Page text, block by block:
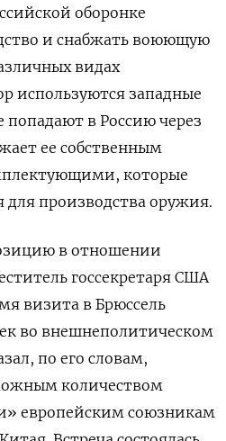
оборонке
и снабжать воюющую
видах
используются западные
в Россию через
ее собственным
которые
для производства оружия.
в отношении
госсекретаря США
визита в Брюссель
во внешнеполитическом
по его словам,
количеством
европейским союзникам